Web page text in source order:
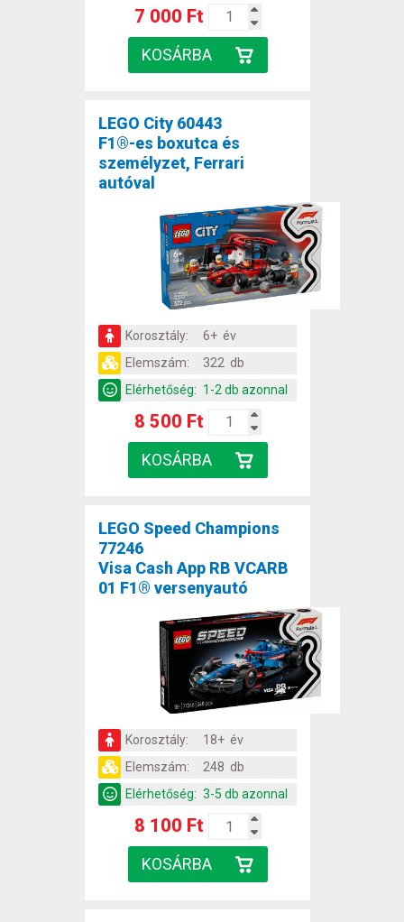
7 000 Ft
LEGO City 60443
F1®-es boxutca és
személyzet, Ferrari
autóval
Korosztály:
6+ év
Elemszám:
322 db
Elérhetőség: 1-2 db azonnal
8 500 Ft
LEGO Speed Champions
77246
Visa Cash App RB VCARB
01 F1® versenyautó
Korosztály:
18+ év
Elemszám:
248 db
Elérhetőség: 3-5 db azonnal
8 100 Ft